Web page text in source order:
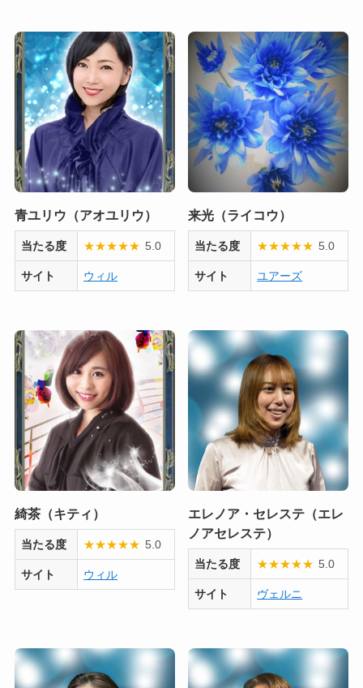
青ユリウ（アオユリウ）
当たる度 ★★★★★ 5.0
サイト ウィル
来光（ライコウ）
当たる度 ★★★★★ 5.0
サイト ユアーズ
綺茶（キティ）
当たる度 ★★★★★ 5.0
サイト ウィル
エレノア・セレステ（エレ
ノアセレステ）
当たる度 ★★★★★ 5.0
サイト ヴェルニ